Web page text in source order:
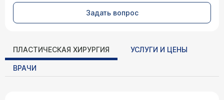
Задать вопрос
ПЛАСТИЧЕСКАЯ ХИРУРГИЯ УСЛУГИ И ЦЕНЫ
ВРАЧИ